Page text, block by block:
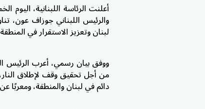
أعلنت الرئاسة اللبنانية،
والرئيس اللبناني جوزاف عون،
لبنان وتعزيز الاستقرار في
ووفق بيان رسمي، أعرب الرئيس
من أجل تحقيق وقف لإطلاق
دائم في لبنان والمنطقة،